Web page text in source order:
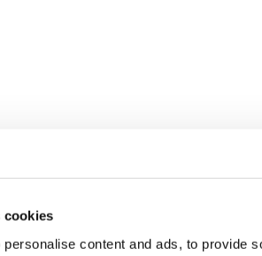
cookies
content and ads, to provide